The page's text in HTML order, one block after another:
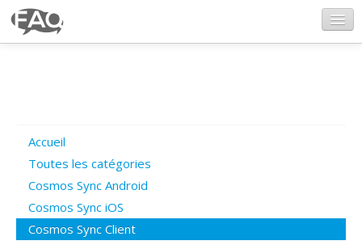
Poser une question
Questions ouvertes
Accueil
Toutes les catégories
Cosmos Sync Android
Cosmos Sync iOS
Cosmos Sync Client